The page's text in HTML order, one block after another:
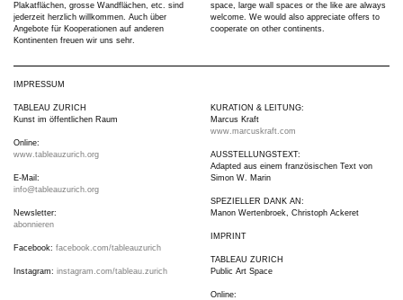
Plakatflächen, grosse Wandflächen, etc. sind
jederzeit herzlich willkommen. Auch über
Angebote für Kooperationen auf anderen
Kontinenten freuen wir uns sehr.
space, large wall spaces or the like are always
welcome. We would also appreciate offers to
cooperate on other continents.
IMPRESSUM
TABLEAU ZURICH
Kunst im öffentlichen Raum
Online:
www.tableauzurich.org
E-Mail:
info@tableauzurich.org
Newsletter:
abonnieren
Facebook: facebook.com/tableauzurich
Instagram: instagram.com/tableau.zurich
KURATION & LEITUNG:
Marcus Kraft
www.marcuskraft.com
AUSSTELLUNGSTEXT:
Adapted aus einem französischen Text von
Simon W. Marin
SPEZIELLER DANK AN:
Manon Wertenbroek, Christoph Ackeret
IMPRINT
TABLEAU ZURICH
Public Art Space
Online: